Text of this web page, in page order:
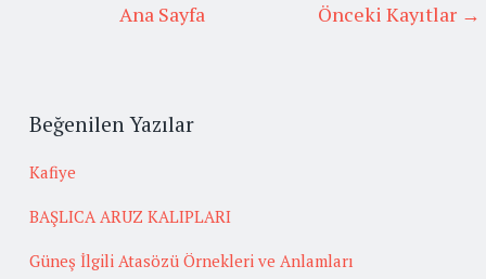
Önceki Kayıtlar →
Ana Sayfa
Beğenilen Yazılar
Kafiye
BAŞLICA ARUZ KALIPLARI
Güneş İlgili Atasözü Örnekleri ve Anlamları